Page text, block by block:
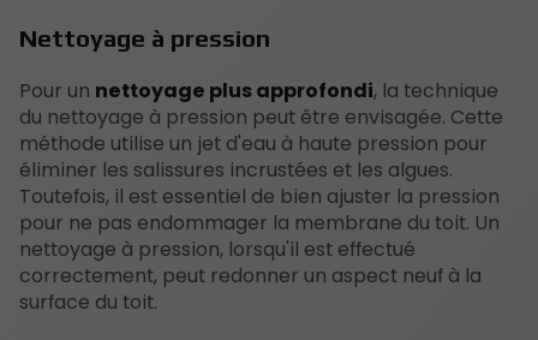
Nettoyage à pression
Pour un nettoyage plus approfondi, la technique
du nettoyage à pression peut être envisagée. Cette
méthode utilise un jet d'eau à haute pression pour
éliminer les salissures incrustées et les algues.
Toutefois, il est essentiel de bien ajuster la pression
pour ne pas endommager la membrane du toit. Un
nettoyage à pression, lorsqu'il est effectué
correctement, peut redonner un aspect neuf à la
surface du toit.